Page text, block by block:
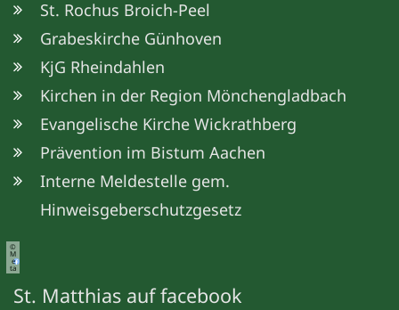
St. Rochus Broich-Peel
Grabeskirche Günhoven
KjG Rheindahlen
Kirchen in der Region Mönchengladbach
Evangelische Kirche Wickrathberg
Prävention im Bistum Aachen
Interne Meldestelle gem.
Hinweisgeberschutzgesetz
©
M
e
ta
St. Matthias auf facebook